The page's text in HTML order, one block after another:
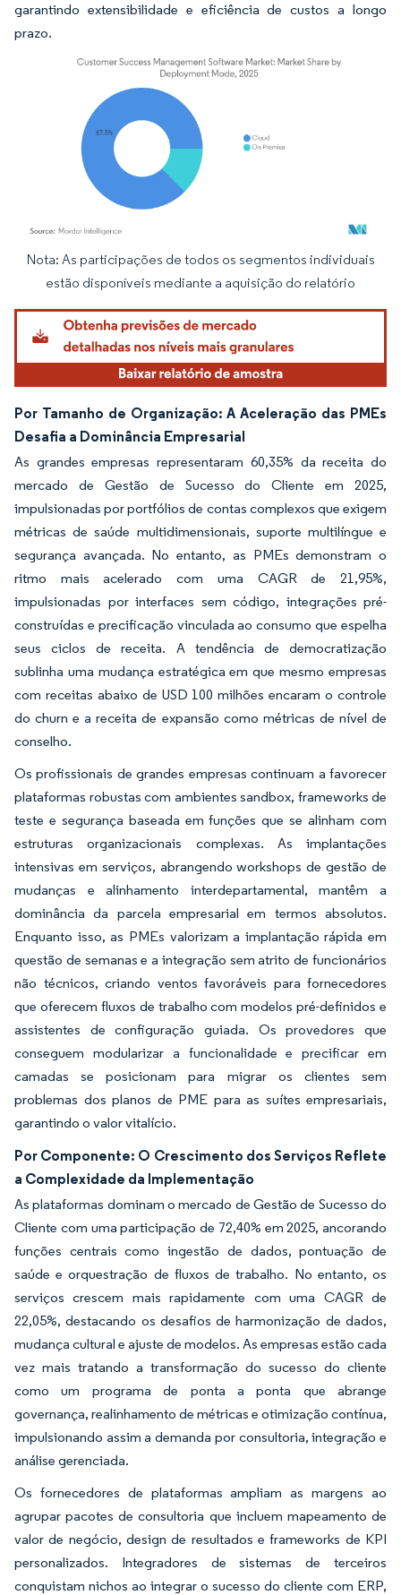
garantindo extensibilidade e eficiência de custos a longo
prazo.
Imagem © Mordor Intelligence. O reuso requer atribuição conforme CC BY 4.0.
Nota: As participações de todos os segmentos individuais
estão disponíveis mediante a aquisição do relatório
Por Tamanho de Organização: A Aceleração das PMEs
Desafia a Dominância Empresarial
As grandes empresas representaram 60,35% da receita do
mercado de Gestão de Sucesso do Cliente em 2025,
impulsionadas por portfólios de contas complexos que exigem
métricas de saúde multidimensionais, suporte multilíngue e
segurança avançada. No entanto, as PMEs demonstram o
ritmo mais acelerado com uma CAGR de 21,95%,
impulsionadas por interfaces sem código, integrações pré-
construídas e precificação vinculada ao consumo que espelha
seus ciclos de receita. A tendência de democratização
sublinha uma mudança estratégica em que mesmo empresas
com receitas abaixo de USD 100 milhões encaram o controle
do churn e a receita de expansão como métricas de nível de
conselho.
Os profissionais de grandes empresas continuam a favorecer
plataformas robustas com ambientes sandbox, frameworks de
teste e segurança baseada em funções que se alinham com
estruturas organizacionais complexas. As implantações
intensivas em serviços, abrangendo workshops de gestão de
mudanças e alinhamento interdepartamental, mantêm a
dominância da parcela empresarial em termos absolutos.
Enquanto isso, as PMEs valorizam a implantação rápida em
questão de semanas e a integração sem atrito de funcionários
não técnicos, criando ventos favoráveis para fornecedores
que oferecem fluxos de trabalho com modelos pré-definidos e
assistentes de configuração guiada. Os provedores que
conseguem modularizar a funcionalidade e precificar em
camadas se posicionam para migrar os clientes sem
problemas dos planos de PME para as suítes empresariais,
garantindo o valor vitalício.
Por Componente: O Crescimento dos Serviços Reflete
a Complexidade da Implementação
As plataformas dominam o mercado de Gestão de Sucesso do
Cliente com uma participação de 72,40% em 2025, ancorando
funções centrais como ingestão de dados, pontuação de
saúde e orquestração de fluxos de trabalho. No entanto, os
serviços crescem mais rapidamente com uma CAGR de
22,05%, destacando os desafios de harmonização de dados,
mudança cultural e ajuste de modelos. As empresas estão cada
vez mais tratando a transformação do sucesso do cliente
como um programa de ponta a ponta que abrange
governança, realinhamento de métricas e otimização contínua,
impulsionando assim a demanda por consultoria, integração e
análise gerenciada.
Os fornecedores de plataformas ampliam as margens ao
agrupar pacotes de consultoria que incluem mapeamento de
valor de negócio, design de resultados e frameworks de KPI
personalizados. Integradores de sistemas de terceiros
conquistam nichos ao integrar o sucesso do cliente com ERP,